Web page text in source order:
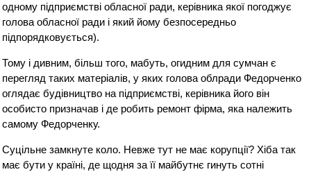
одному підприємстві обласної ради, керівника якої погоджує
голова обласної ради і який йому безпосередньо
підпорядковується).
Тому і дивним, більш того, мабуть, огидним для сумчан є
перегляд таких матеріалів, у яких голова облради Федорченко
оглядає будівництво на підприємстві, керівника його він
особисто призначав і де робить ремонт фірма, яка належить
самому Федорченку.
Суцільне замкнуте коло. Невже тут не має корупції? Хіба так
має бути у країні, де щодня за її майбутнє гинуть сотні